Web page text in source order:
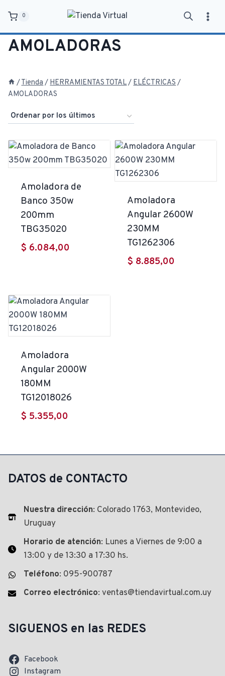
contenido
0
AMOLADORAS
/Tienda/HERRAMIENTAS TOTAL/ELÉCTRICAS/
AMOLADORAS
Amoladora de
Banco 350w
200mm
TBG35020
$ 6.084,00
Amoladora
Angular 2600W
230MM
TG1262306
$ 8.885,00
Amoladora
Angular 2000W
180MM
TG12018026
$ 5.355,00
DATOS de CONTACTO
Nuestra dirección: Colorado 1763, Montevideo,
Uruguay
Horario de atención: Lunes a Viernes de 9:00 a
13:00 y de 13:30 a 17:30 hs.
Teléfono: 095-900787
Correo electrónico: ventas@tiendavirtual.com.uy
SIGUENOS en las REDES
Facebook
Instagram